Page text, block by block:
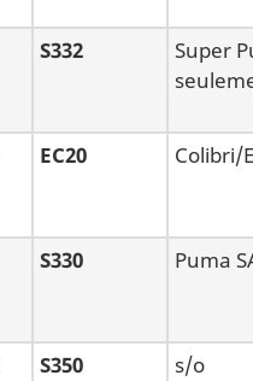
S332
Super
EC20 Colibri/
S330 Puma
S350 s/o